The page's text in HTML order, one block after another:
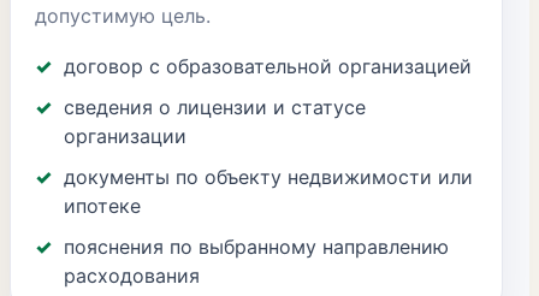
допустимую цель.
договор с образовательной организацией
сведения о лицензии и статусе
организации
документы по объекту недвижимости или
ипотеке
пояснения по выбранному направлению
расходования